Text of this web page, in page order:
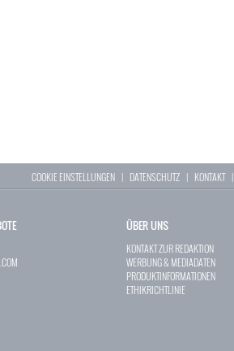
COOKIE EINSTELLUNGEN | DATENSCHUTZ | KONTAKT|
ÜBER UNS
KONTAKT ZUR REDAKTION
WERBUNG & MEDIADATEN
PRODUKTINFORMATIONEN
ETHIKRICHTLINIE